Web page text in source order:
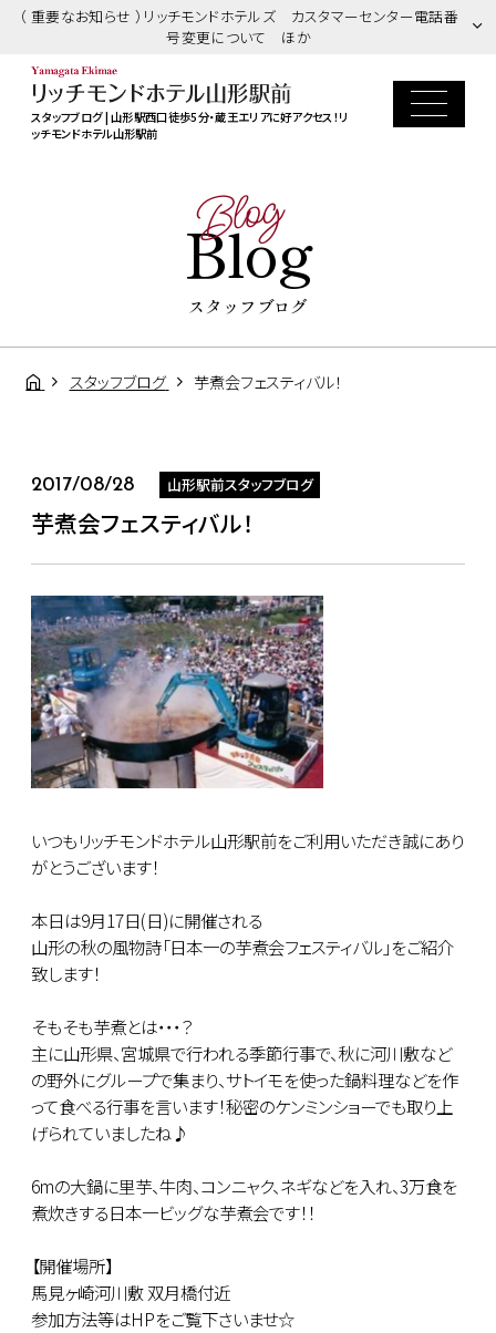
（ 重要なお知らせ ）リッチモンドホテルズ カスタマーセンター電話番
号変更について ほか
スタッフブログ | 山形駅西口徒歩5分・蔵王エリアに好アクセス！リ
ッチモンドホテル山形駅前
Blog
Blog
スタッフブログ
スタッフブログ 芋煮会フェスティバル！
2017/08/28 山形駅前スタッフブログ
芋煮会フェスティバル！
いつもリッチモンドホテル山形駅前をご利用いただき誠にあり
がとうございます！
本日は9月17日(日)に開催される
山形の秋の風物詩「日本一の芋煮会フェスティバル」をご紹介
致します！
そもそも芋煮とは・・・？
主に山形県、宮城県で行われる季節行事で、秋に河川敷など
の野外にグループで集まり、サトイモを使った鍋料理などを作
って食べる行事を言います！秘密のケンミンショーでも取り上
げられていましたね♪
6mの大鍋に里芋、牛肉、コンニャク、ネギなどを入れ、3万食を
煮炊きする日本一ビッグな芋煮会です！！
【開催場所】
馬見ヶ崎河川敷 双月橋付近
参加方法等はHPをご覧下さいませ☆